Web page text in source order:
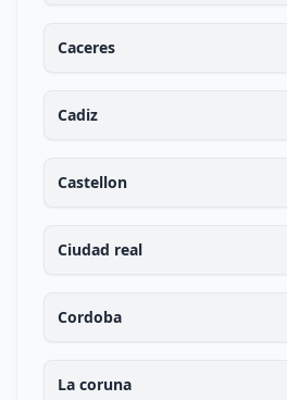
Caceres
Cadiz
Castellon
Ciudad real
Cordoba
La coruna